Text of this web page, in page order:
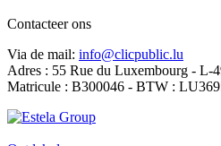
Contacteer ons
Via de mail: info@clicpublic.lu
Adres : 55 Rue du Luxembourg - L-
Matricule : B300046 - BTW :